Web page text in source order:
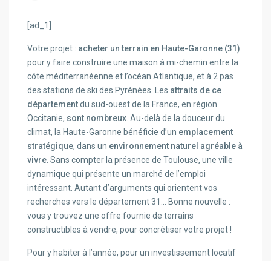
[ad_1]
Votre projet : acheter un terrain en Haute-Garonne (31)
pour y faire construire une maison à mi-chemin entre la
côte méditerranéenne et l’océan Atlantique, et à 2 pas
des stations de ski des Pyrénées. Les attraits de ce
départementdu sud-ouest de la France, en région
Occitanie, sont nombreux. Au-delà de la douceur du
climat, la Haute-Garonne bénéficie d’un emplacement
stratégique, dans un environnement naturel agréable à
vivre. Sans compter la présence de Toulouse, une ville
dynamique qui présente un marché de l’emploi
intéressant. Autant d’arguments qui orientent vos
recherches vers le département 31… Bonne nouvelle :
vous y trouvez une offre fournie de terrains
constructibles à vendre, pour concrétiser votre projet !
Pour y habiter à l’année, pour un investissement locatif